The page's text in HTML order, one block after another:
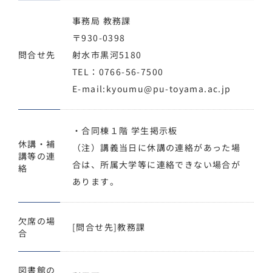
問合せ先
事務局 教務課
〒930-0398
射水市黒河5180
TEL：0766-56-7500
E-mail:kyoumu@pu-toyama.ac.jp
休講・補
講等の連
絡
・合同棟１階 学生掲示板
（注）講義当日に休講の連絡があった場
合は、所属大学等に連絡できない場合が
あります。
欠席の場
合
[問合せ先]教務課
図書館の